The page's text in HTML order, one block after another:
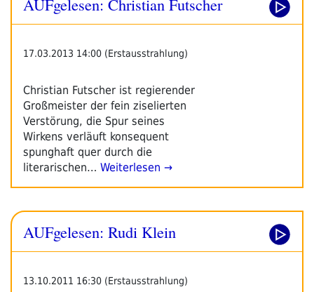
17.03.2013 14:00 (Erstausstrahlung)
Christian Futscher ist regierender
Großmeister der fein ziselierten
Verstörung, die Spur seines
Wirkens verläuft konsequent
spunghaft quer durch die
literarischen… Weiterlesen →
AUFgelesen: Rudi Klein
13.10.2011 16:30 (Erstausstrahlung)